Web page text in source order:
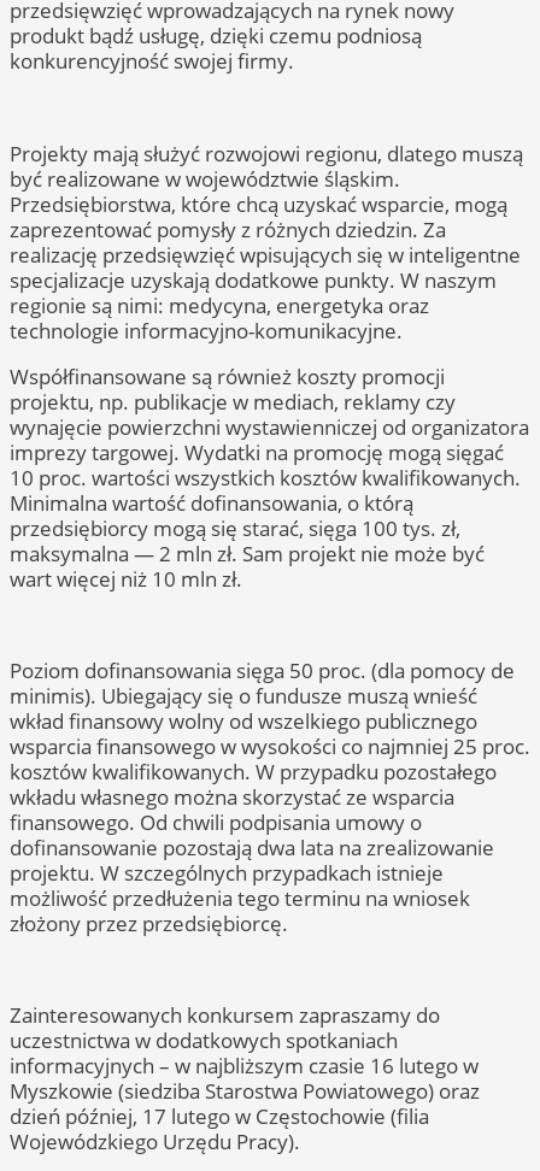
przedsięwzięć wprowadzających na rynek nowy
produkt bądź usługę, dzięki czemu podniosą
konkurencyjność swojej firmy.
Projekty mają służyć rozwojowi regionu, dlatego muszą
być realizowane w województwie śląskim.
Przedsiębiorstwa, które chcą uzyskać wsparcie, mogą
zaprezentować pomysły z różnych dziedzin. Za
realizację przedsięwzięć wpisujących się w inteligentne
specjalizacje uzyskają dodatkowe punkty. W naszym
regionie są nimi: medycyna, energetyka oraz
technologie informacyjno-komunikacyjne.
Współfinansowane są również koszty promocji
projektu, np. publikacje w mediach, reklamy czy
wynajęcie powierzchni wystawienniczej od organizatora
imprezy targowej. Wydatki na promocję mogą sięgać
10 proc. wartości wszystkich kosztów kwalifikowanych.
Minimalna wartość dofinansowania, o którą
przedsiębiorcy mogą się starać, sięga 100 tys. zł,
maksymalna — 2 mln zł. Sam projekt nie może być
wart więcej niż 10 mln zł.
Poziom dofinansowania sięga 50 proc. (dla pomocy de
minimis). Ubiegający się o fundusze muszą wnieść
wkład finansowy wolny od wszelkiego publicznego
wsparcia finansowego w wysokości co najmniej 25 proc.
kosztów kwalifikowanych. W przypadku pozostałego
wkładu własnego można skorzystać ze wsparcia
finansowego. Od chwili podpisania umowy o
dofinansowanie pozostają dwa lata na zrealizowanie
projektu. W szczególnych przypadkach istnieje
możliwość przedłużenia tego terminu na wniosek
złożony przez przedsiębiorcę.
Zainteresowanych konkursem zapraszamy do
uczestnictwa w dodatkowych spotkaniach
informacyjnych – w najbliższym czasie 16 lutego w
Myszkowie (siedziba Starostwa Powiatowego) oraz
dzień później, 17 lutego w Częstochowie (filia
Wojewódzkiego Urzędu Pracy).